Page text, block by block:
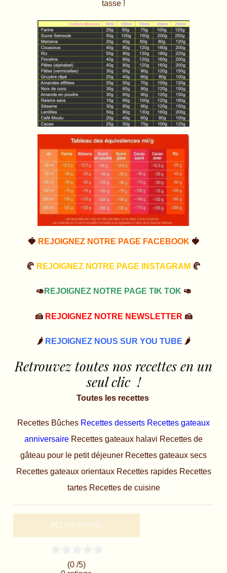
tasse !
🍓 REJOIGNEZ NOTRE PAGE FACEBOOK 🍓
🥐 REJOIGNEZ NOTRE PAGE INSTAGRAM 🥐
🥑 REJOIGNEZ NOTRE PAGE TIK TOK 🥑
🍰 REJOIGNEZ NOTRE NEWSLETTER 🍰
🌶️ REJOIGNEZ NOUS SUR YOU TUBE 🌶️
Retrouvez toutes nos recettes en un
seul clic !
Toutes les recettes
Recettes Bûches Recettes desserts Recettes gateaux
anniversaire Recettes gateaux halavi Recettes de
gâteau pour le petit déjeuner Recettes gateaux secs
Recettes gateaux orientaux Recettes rapides Recettes
tartes Recettes de cuisine
RECIPE RATING
(0 /5)